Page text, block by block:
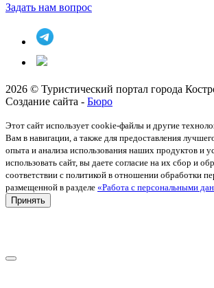
Задать нам вопрос
2026 © Туристический портал города
Создание сайта - Бюро
Этот сайт использует cookie-файлы и другие
Вам в навигации, а также для предоставления
опыта и анализа использования наших продуктов и
использовать сайт, вы даете согласие на их сбор и
соответствии с политикой в отношении обработки
размещенной в разделе «Работа с персональными
Принять